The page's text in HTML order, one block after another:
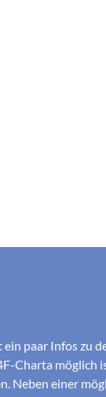
ein paar Infos zu
Charta möglich
Neben einer